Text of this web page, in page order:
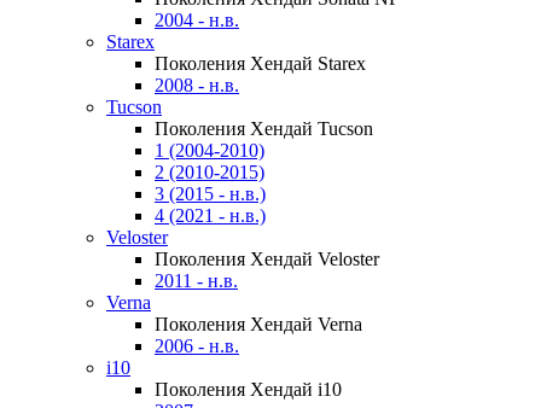
2004 - н.в.
Starex
Поколения Хендай Starex
2008 - н.в.
Tucson
Поколения Хендай Tucson
1 (2004-2010)
2 (2010-2015)
3 (2015 - н.в.)
4 (2021 - н.в.)
Veloster
Поколения Хендай Veloster
2011 - н.в.
Verna
Поколения Хендай Verna
2006 - н.в.
i10
Поколения Хендай i10